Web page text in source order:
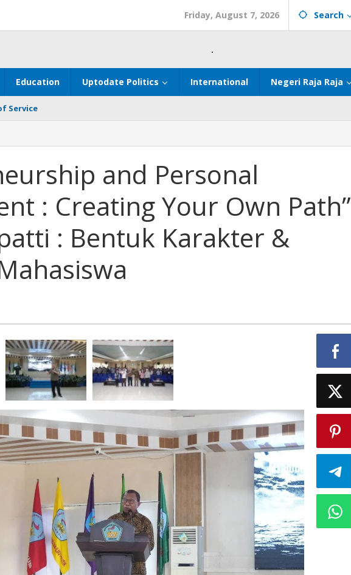
Friday, August 7, 2026 Search
.
Education Uptodate Politics International Negeri Raja Raja
Service
and Personal
: Creating Your Own Path”
: Bentuk Karakter &